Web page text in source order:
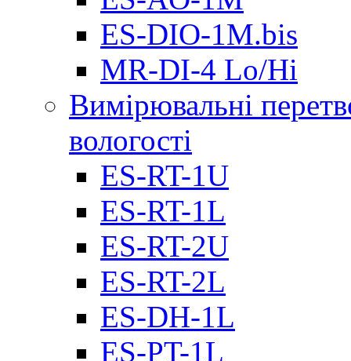
ES-DIO-1M.bis
MR-DI-4 Lo/Hi
Вимірювальні
вологості
ES-RT-1U
ES-RT-1L
ES-RT-2U
ES-RT-2L
ES-DH-1L
ES-PT-1L